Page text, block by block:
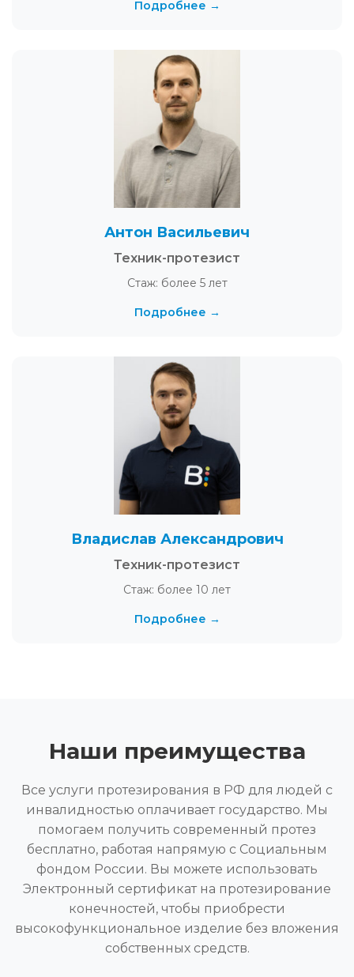
Подробнее →
Антон Васильевич
Техник-протезист
Стаж: более 5 лет
Подробнее →
Владислав Александрович
Техник-протезист
Стаж: более 10 лет
Подробнее →
Наши преимущества
Все услуги протезирования в РФ для людей с
инвалидностью оплачивает государство. Мы
помогаем получить современный протез
бесплатно, работая напрямую с Социальным
фондом России. Вы можете использовать
Электронный сертификат на протезирование
конечностей, чтобы приобрести
высокофункциональное изделие без вложения
собственных средств.